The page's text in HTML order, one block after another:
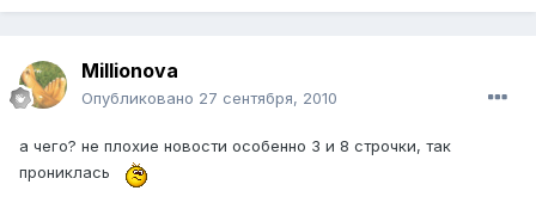
Millionova
Опубликовано 27 сентября, 2010
а чего? не плохие новости особенно 3 и 8 строчки, так
прониклась